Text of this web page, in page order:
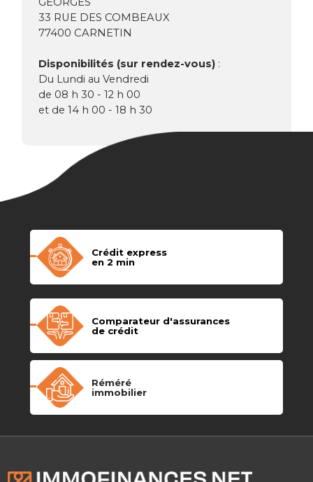
33 RUE DES COMBEAUX
77400 CARNETIN
Disponibilités (sur rendez-vous) :
Du Lundi au Vendredi
de 08 h 30 - 12 h 00
et de 14 h 00 - 18 h 30
Crédit express
en 2 min
Comparateur d'assurances
de crédit
Réméré
immobilier